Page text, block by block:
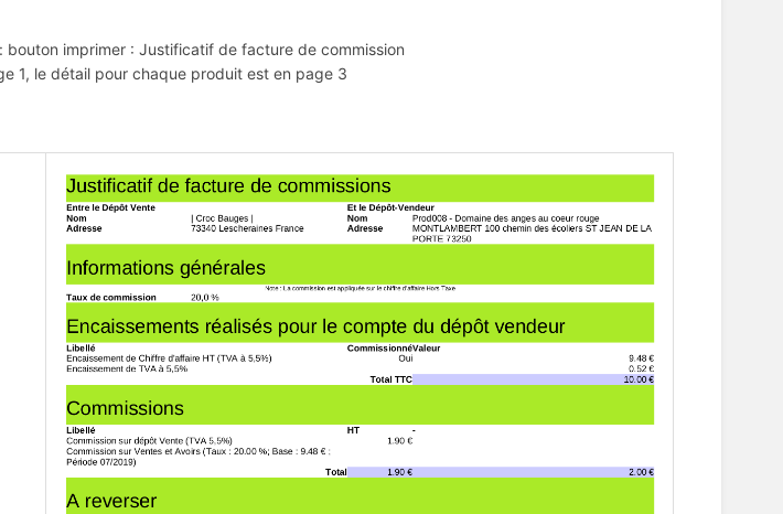
bouton imprimer : Justificatif de facture de commission
1, le détail pour chaque produit est en page 3